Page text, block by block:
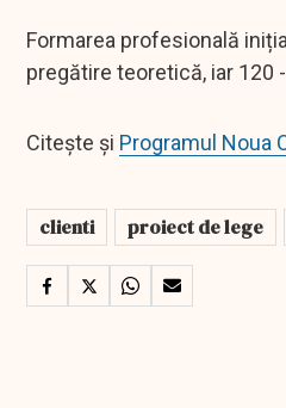
Formarea profesională
pregătire teoretică, iar 120
Citește și Programul Noua
clienti proiect de lege